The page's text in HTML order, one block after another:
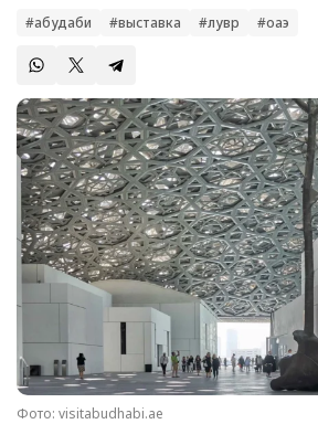
#абудаби #выставка #лувр #оаэ
Фото: visitabudhabi.ae